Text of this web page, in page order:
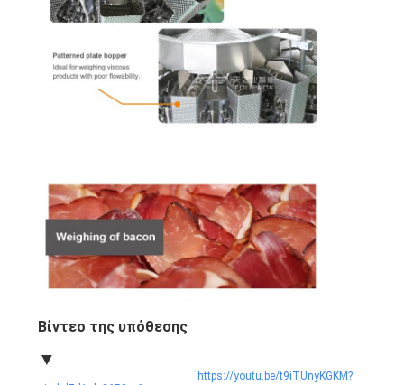
Βίντεο της υπόθεσης
▼
https://youtu.be/t9iTUnyKGKM?